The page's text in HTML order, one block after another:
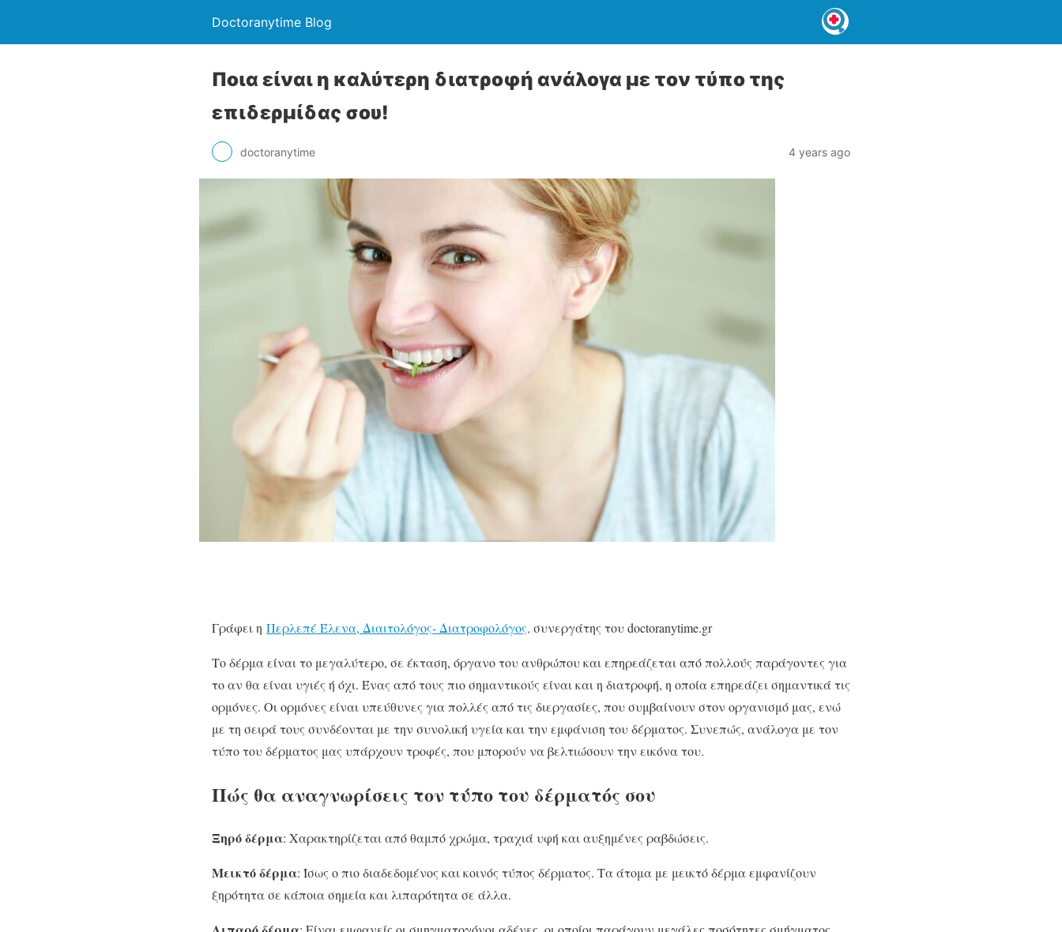
Doctoranytime Blog
Ποια είναι η καλύτερη διατροφή ανάλογα με τον τύπο της
επιδερμίδας σου!
doctoranytime 4 years ago
Γράφει η Περλεπέ Έλενα, Διαιτολόγος- Διατροφολόγος, συνεργάτης του doctoranytime.gr
Το δέρμα είναι το μεγαλύτερο, σε έκταση, όργανο του ανθρώπου και επηρεάζεται από πολλούς παράγοντες για
το αν θα είναι υγιές ή όχι. Ένας από τους πιο σημαντικούς είναι και η διατροφή, η οποία επηρεάζει σημαντικά τις
ορμόνες. Οι ορμόνες είναι υπεύθυνες για πολλές από τις διεργασίες, που συμβαίνουν στον οργανισμό μας, ενώ
με τη σειρά τους συνδέονται με την συνολική υγεία και την εμφάνιση του δέρματος. Συνεπώς, ανάλογα με τον
τύπο του δέρματος μας υπάρχουν τροφές, που μπορούν να βελτιώσουν την εικόνα του.
Πώς θα αναγνωρίσεις τον τύπο του δέρματός σου
Ξηρό δέρμα: Χαρακτηρίζεται από θαμπό χρώμα, τραχιά υφή και αυξημένες ραβδώσεις.
Μεικτό δέρμα: Ίσως ο πιο διαδεδομένος και κοινός τύπος δέρματος. Τα άτομα με μεικτό δέρμα εμφανίζουν
ξηρότητα σε κάποια σημεία και λιπαρότητα σε άλλα.